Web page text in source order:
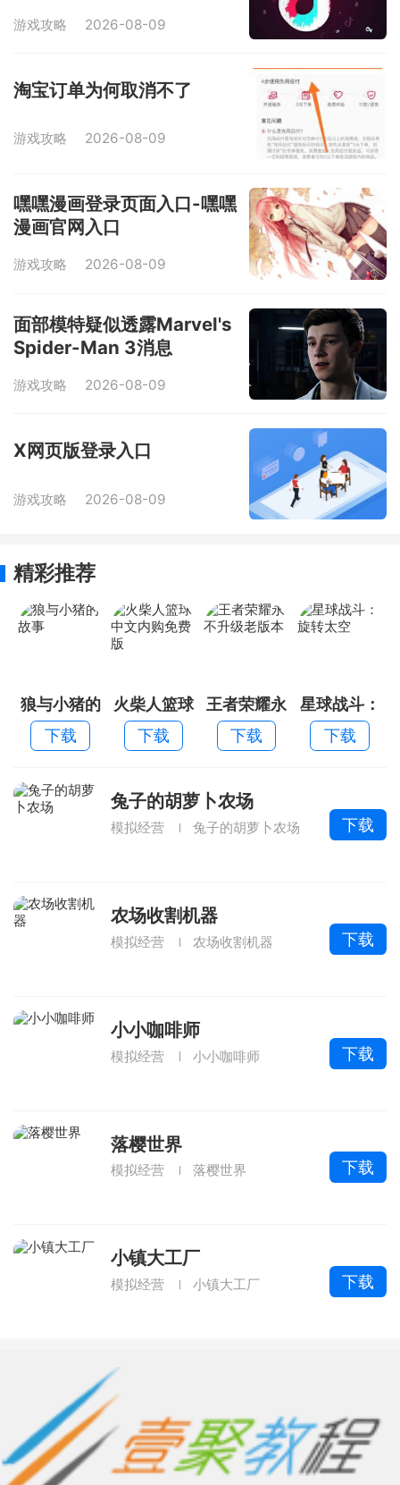
游戏攻略 2026-08-09
淘宝订单为何取消不了
游戏攻略 2026-08-09
嘿嘿漫画登录页面入口-嘿嘿
漫画官网入口
游戏攻略 2026-08-09
面部模特疑似透露Marvel's
Spider-Man 3消息
游戏攻略 2026-08-09
X网页版登录入口
游戏攻略 2026-08-09
精彩推荐
狼与小猪的
故事
下载
火柴人篮球
中文内购免
费版
下载
王者荣耀永
不升级老版
本
下载
星球战斗：
旋转太空
下载
兔子的胡萝卜农场
模拟经营 兔子的胡萝卜农场 下载
农场收割机器
模拟经营 农场收割机器 下载
小小咖啡师
模拟经营 小小咖啡师 下载
落樱世界
模拟经营 落樱世界 下载
小镇大工厂
模拟经营 小镇大工厂 下载